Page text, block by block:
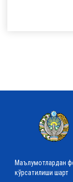
Маълумотлардан
кўрсатилиши шарт